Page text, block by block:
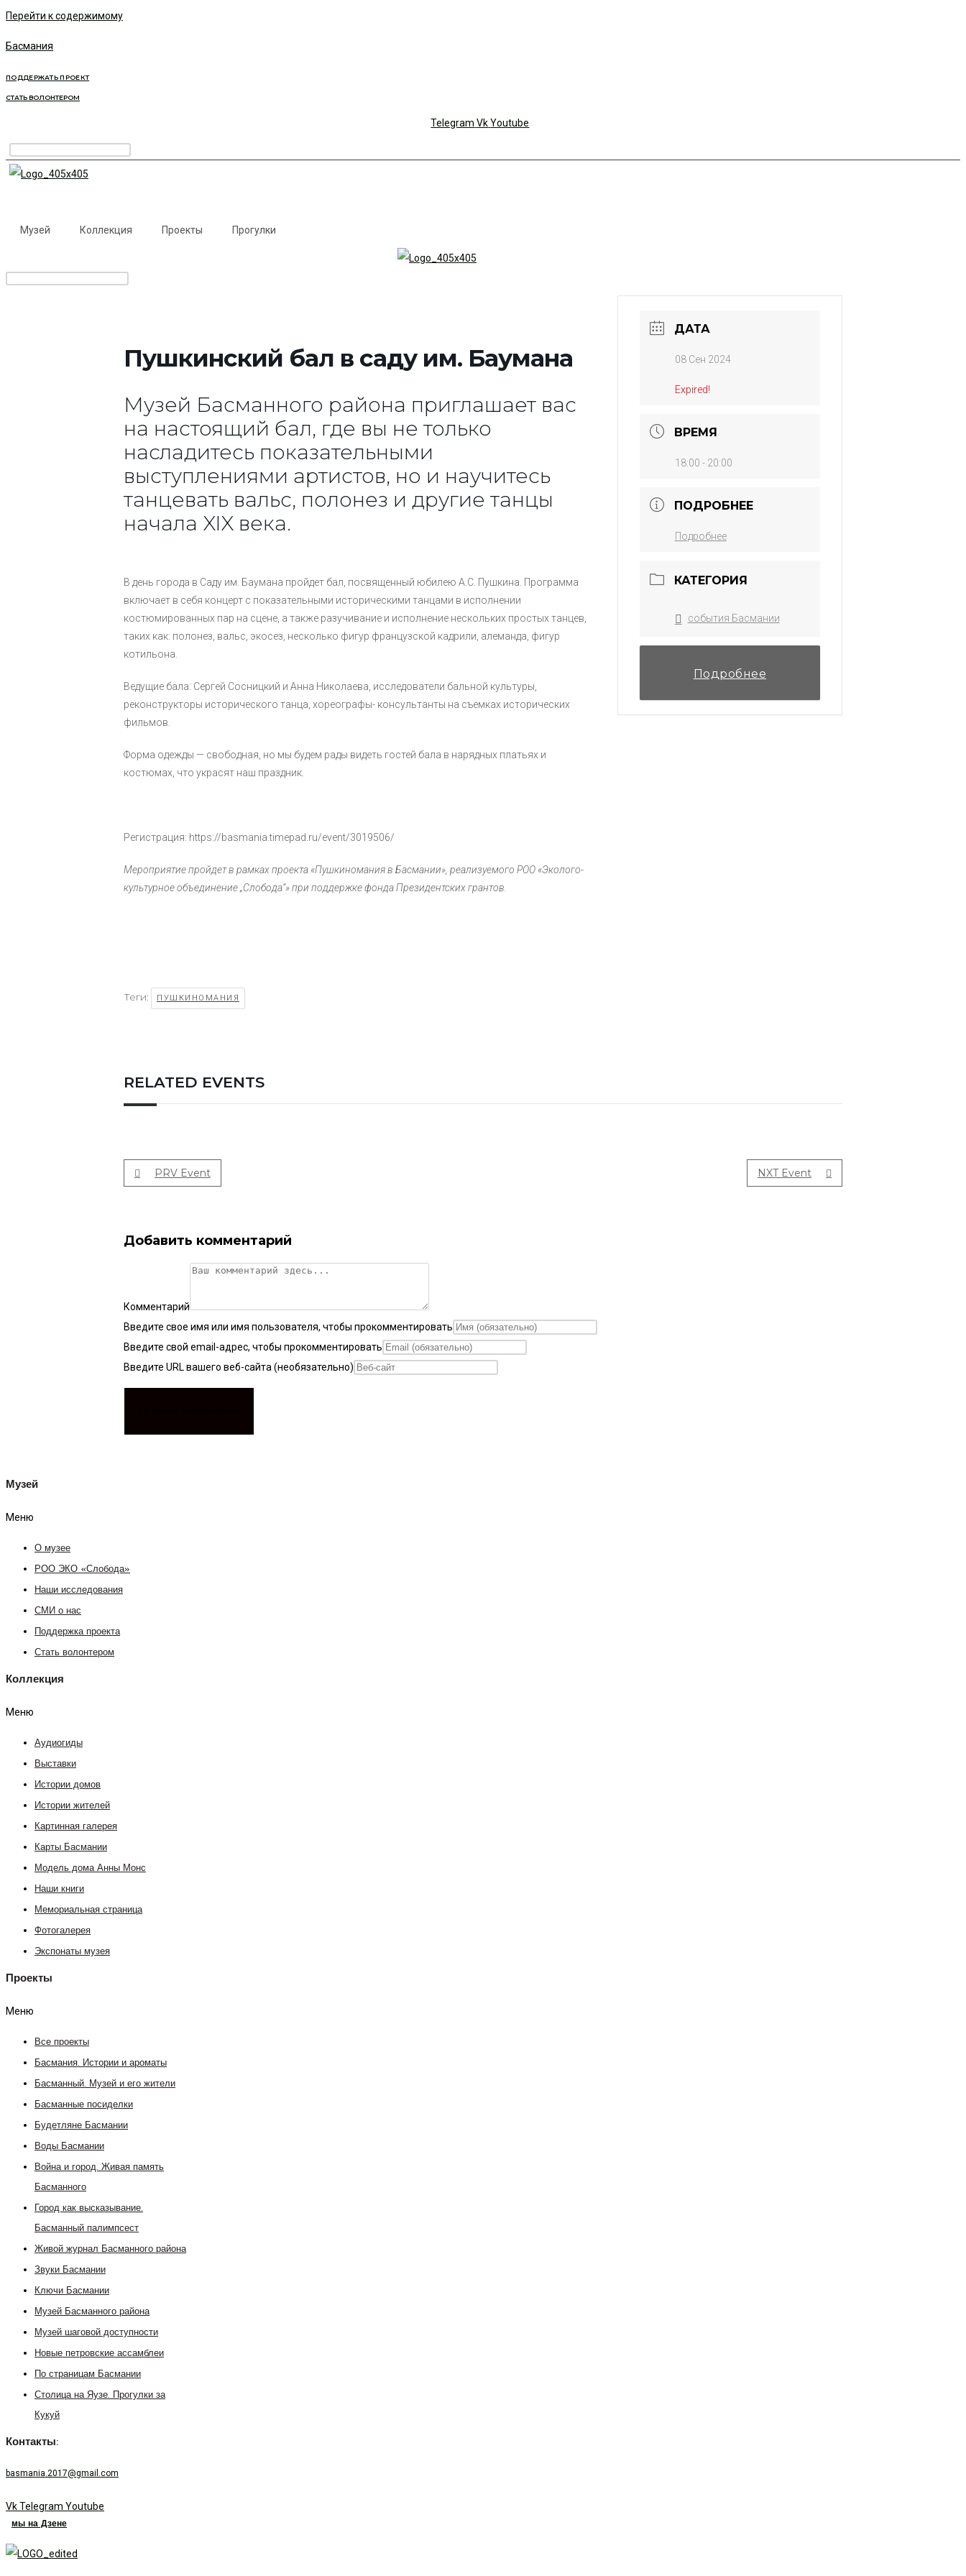
Перейти к содержимому
Басмания
ПОДДЕРЖАТЬ ПРОЕКТ
СТАТЬ ВОЛОНТЕРОМ
Telegram Vk Youtube
Музей Коллекция Проекты Прогулки
Пушкинский бал в саду им. Баумана
Музей Басманного района приглашает вас
на настоящий бал, где вы не только
насладитесь показательными
выступлениями артистов, но и научитесь
танцевать вальс, полонез и другие танцы
начала XIX века.
В день города в Саду им. Баумана пройдет бал, посвященный юбилею А.С. Пушкина. Программа
включает в себя концерт с показательными историческими танцами в исполнении
костюмированных пар на сцене, а также разучивание и исполнение нескольких простых танцев,
таких как: полонез, вальс, экосез, несколько фигур французской кадрили, алеманда, фигур
котильона.
Ведущие бала: Сергей Сосницкий и Анна Николаева, исследователи бальной культуры,
реконструкторы исторического танца, хореографы- консультанты на съемках исторических
фильмов.
Форма одежды — свободная, но мы будем рады видеть гостей бала в нарядных платьях и
костюмах, что украсят наш праздник.
Регистрация: https://basmania.timepad.ru/event/3019506/
Мероприятие пройдет в рамках проекта «Пушкиномания в Басмании», реализуемого РОО «Эколого-
культурное объединение „Слобода“» при поддержке фонда Президентских грантов.
Теги: ПУШКИНОМАНИЯ
ДАТА
08 Сен 2024
Expired!
ВРЕМЯ
18:00 - 20:00
ПОДРОБНЕЕ
Подробнее
КАТЕГОРИЯ
события Басмании
Подробнее
RELATED EVENTS
PRV Event NXT Event
Добавить комментарий
Комментарий
Введите свое имя или имя пользователя, чтобы прокомментировать
Введите свой email-адрес, чтобы прокомментировать
Введите URL вашего веб-сайта (необязательно)
Музей
Меню
О музее
РОО ЭКО «Слобода»
Наши исследования
СМИ о нас
Поддержка проекта
Стать волонтером
Коллекция
Меню
Аудиогиды
Выставки
Истории домов
Истории жителей
Картинная галерея
Карты Басмании
Модель дома Анны Монс
Наши книги
Мемориальная страница
Фотогалерея
Экспонаты музея
Проекты
Меню
Все проекты
Басмания. Истории и ароматы
Басманный. Музей и его жители
Басманные посиделки
Будетляне Басмании
Воды Басмании
Война и город. Живая память
Басманного
Город как высказывание.
Басманный палимпсест
Живой журнал Басманного района
Звуки Басмании
Ключи Басмании
Музей Басманного района
Музей шаговой доступности
Новые петровские ассамблеи
По страницам Басмании
Столица на Яузе. Прогулки за
Кукуй
Контакты:
basmania.2017@gmail.com
VkTelegram Youtube
мы на Дзене